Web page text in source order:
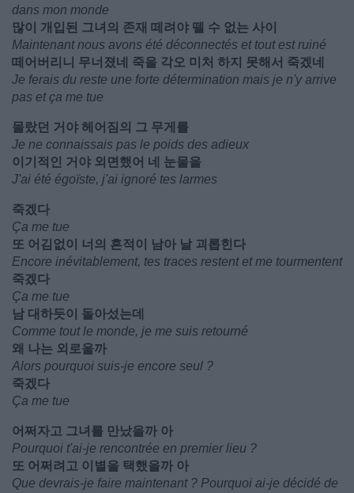
dans mon monde
많이 개입된 그녀의 존재 떼려야 뗄 수 없는 사이
Maintenant nous avons été déconnectés et tout est ruiné
떼어버리니 무너졌네 죽을 각오 미처 하지 못해서 죽겠네
Je ferais du reste une forte détermination mais je n'y arrive
pas et ça me tue
몰랐던 거야 헤어짐의 그 무게를
Je ne connaissais pas le poids des adieux
이기적인 거야 외면했어 네 눈물을
J'ai été égoïste, j'ai ignoré tes larmes
죽겠다
Ça me tue
또 어김없이 너의 흔적이 남아 날 괴롭힌다
Encore inévitablement, tes traces restent et me tourmentent
죽겠다
Ça me tue
남 대하듯이 돌아섰는데
Comme tout le monde, je me suis retourné
왜 나는 외로울까
Alors pourquoi suis-je encore seul ?
죽겠다
Ça me tue
어쩌자고 그녀를 만났을까 아
Pourquoi t'ai-je rencontrée en premier lieu ?
또 어쩌려고 이별을 택했을까 아
Que devrais-je faire maintenant ? Pourquoi ai-je décidé de